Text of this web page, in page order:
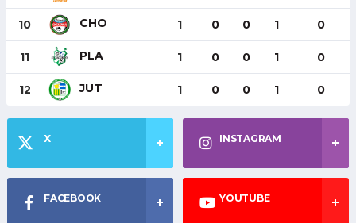
10 CHO 1 0 0 1 0
11 PLA 1 0 0 1 0
12 JUT 1 0 0 1 0
X INSTAGRAM
FACEBOOK YOUTUBE